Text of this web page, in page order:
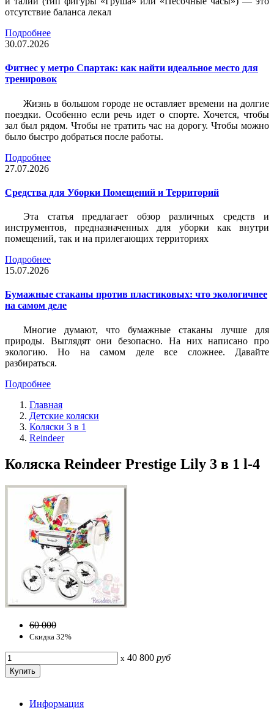
отсутствие баланса лекал
Подробнее
30.07.2026
Фитнес у метро Спартак: как найти идеальное место для
тренировок
Жизнь в большом городе не оставляет времени на долгие
поездки. Особенно если речь идет о спорте. Хочется, чтобы
зал был рядом. Чтобы не тратить час на дорогу. Чтобы можно
было быстро добраться после работы.
Подробнее
27.07.2026
Средства для Уборки Помещений и Территорий
Эта статья предлагает обзор различных средств и
инструментов, предназначенных для уборки как внутри
помещений, так и на прилегающих территориях
Подробнее
15.07.2026
Бумажные стаканы против пластиковых: что экологичнее
на самом деле
Многие думают, что бумажные стаканы лучше для
природы. Выглядят они безопасно. На них написано про
экологию. Но на самом деле все сложнее. Давайте
разбираться.
Подробнее
Главная
Детские коляски
Коляски 3 в 1
Reindeer
Коляска Reindeer Prestige Lily 3 в 1 l-4
60 000
Скидка 32%
x 40 800 руб
Информация